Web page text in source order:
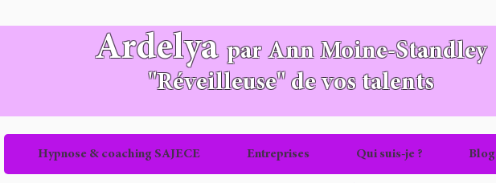
Ardelya par Ann Moine-Standley
"Réveilleuse" de vos talents
Hypnose & coaching SAJECE Entreprises Qui suis-je ? Blog